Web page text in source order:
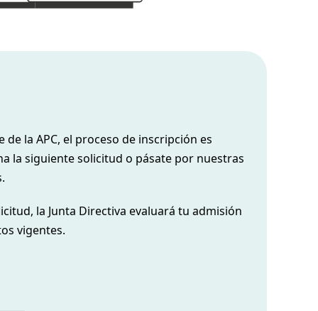
la APC, el proceso de inscripción es
la siguiente solicitud o pásate por nuestras
la Junta Directiva evaluará tu admisión
vigentes.